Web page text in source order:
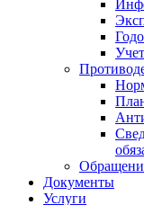
Документы
Услуги